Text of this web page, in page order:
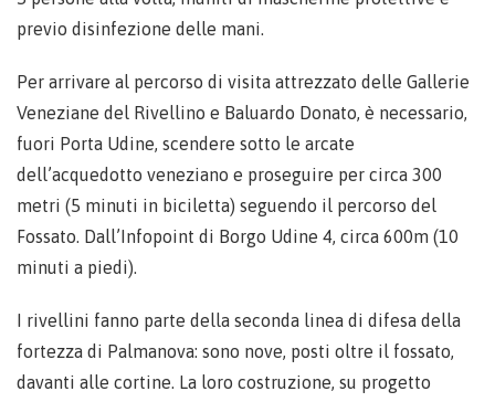
previo disinfezione delle mani.
Per arrivare al percorso di visita attrezzato delle Gallerie
Veneziane del Rivellino e Baluardo Donato, è necessario,
fuori Porta Udine, scendere sotto le arcate
dell’acquedotto veneziano e proseguire per circa 300
metri (5 minuti in biciletta) seguendo il percorso del
Fossato. Dall’Infopoint di Borgo Udine 4, circa 600m (10
minuti a piedi).
I rivellini fanno parte della seconda linea di difesa della
fortezza di Palmanova: sono nove, posti oltre il fossato,
davanti alle cortine. La loro costruzione, su progetto